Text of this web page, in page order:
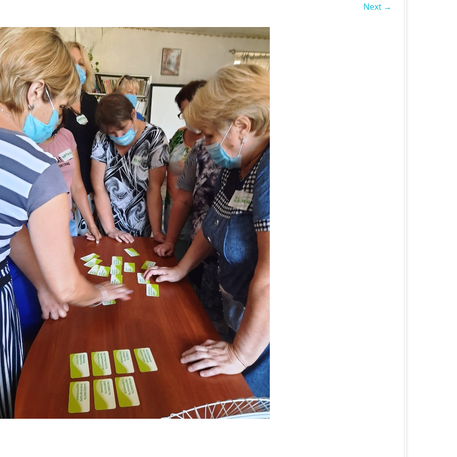
ЖИТОМИРСЬКА ОБЛАСТЬ
ЗАКАРПАТСЬКА ОБЛАСТЬ
ЗАПОРІЗЬКА ОБЛАСТЬ
ІВАНО-ФРАНКІВСЬКА ОБЛАСТЬ
М. КИЇВ
КИЇВСЬКА ОБЛАСТЬ
КІРОВОГРАДСЬКА ОБЛАСТЬ
ЛУГАНСЬКА ОБЛАСТЬ
ЛЬВІВСЬКА ОБЛАСТЬ
МИКОЛАЇВСЬКА ОБЛАСТЬ
ОДЕСЬКА ОБЛАСТЬ
ПОЛТАВСЬКА ОБЛАСТЬ
РІВНЕНСЬКА ОБЛАСТЬ
СУМСЬКА ОБЛАСТЬ
ТЕРНОПІЛЬСЬКА ОБЛАСТЬ
ХАРКІВСЬКА ОБЛАСТЬ
ХЕРСОНСЬКА ОБЛАСТЬ
ХМЕЛЬНИЦЬКА ОБЛАСТЬ
ЧЕРКАСЬКА ОБЛАСТЬ
Next →